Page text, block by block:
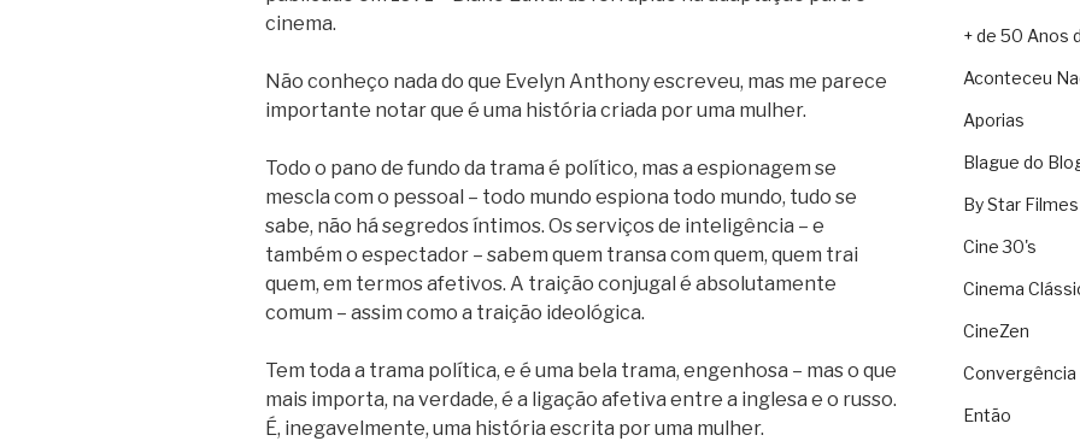
cinema.
Não conheço nada do que Evelyn Anthony escreveu, mas me parece
importante notar que é uma história criada por uma mulher.
Todo o pano de fundo da trama é político, mas a espionagem se
mescla com o pessoal – todo mundo espiona todo mundo, tudo se
sabe, não há segredos íntimos. Os serviços de inteligência – e
também o espectador – sabem quem transa com quem, quem trai
quem, em termos afetivos. A traição conjugal é absolutamente
comum – assim como a traição ideológica.
Tem toda a trama política, e é uma bela trama, engenhosa – mas o que
mais importa, na verdade, é a ligação afetiva entre a inglesa e o russo.
É, inegavelmente, uma história escrita por uma mulher.
+ de 50 Anos
Aconteceu
Aporias
Blague do
By Star Filmes
Cine 30's
Cinema
CineZen
Convergência
Então